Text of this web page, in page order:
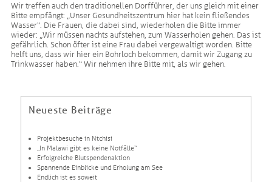
Wir treffen auch den traditionellen Dorfführer, der uns gleich mit einer
Bitte empfängt: „Unser Gesundheitszentrum hier hat kein fließendes
Wasser“. Die Frauen, die dabei sind, wiederholen die Bitte immer
wieder: „Wir müssen nachts aufstehen, zum Wasserholen gehen. Das ist
gefährlich. Schon öfter ist eine Frau dabei vergewaltigt worden. Bitte
helft uns, dass wir hier ein Bohrloch bekommen, damit wir Zugang zu
Trinkwasser haben.“ Wir nehmen ihre Bitte mit, als wir gehen.
Neueste Beiträge
Projektbesuche in Ntchisi
„In Malawi gibt es keine Notfälle“
Erfolgreiche Blutspendenaktion
Spannende Einblicke und Erholung am See
Endlich ist es soweit